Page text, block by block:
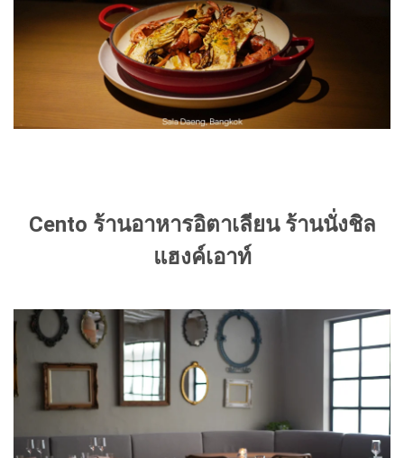
Cento ร้านอาหารอิตาเลียน ร้านนั่งชิล
แฮงค์เอาท์